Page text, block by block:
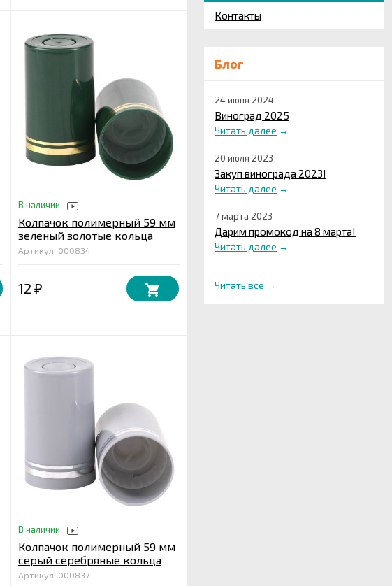
Контакты
Блог
24 июня 2024
Виноград 2025
Читать далее →
20 июля 2023
Закуп винограда 2023!
Читать далее →
7 марта 2023
Дарим промокод на 8 марта!
Читать далее →
Читать все →
В наличии
Колпачок полимерный 59 мм
зеленый золотые кольца
Артикул: 000834
12 ₽
В наличии
Колпачок полимерный 59 мм
серый серебряные кольца
Артикул: 000837